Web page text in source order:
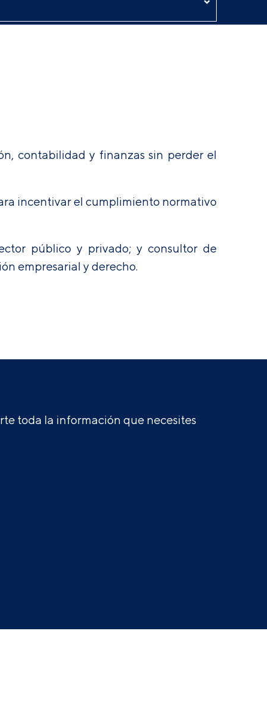
contabilidad y finanzas sin perder el
incentivar el cumplimiento normativo
público y privado; y consultor de
empresarial y derecho.
toda la información que necesites